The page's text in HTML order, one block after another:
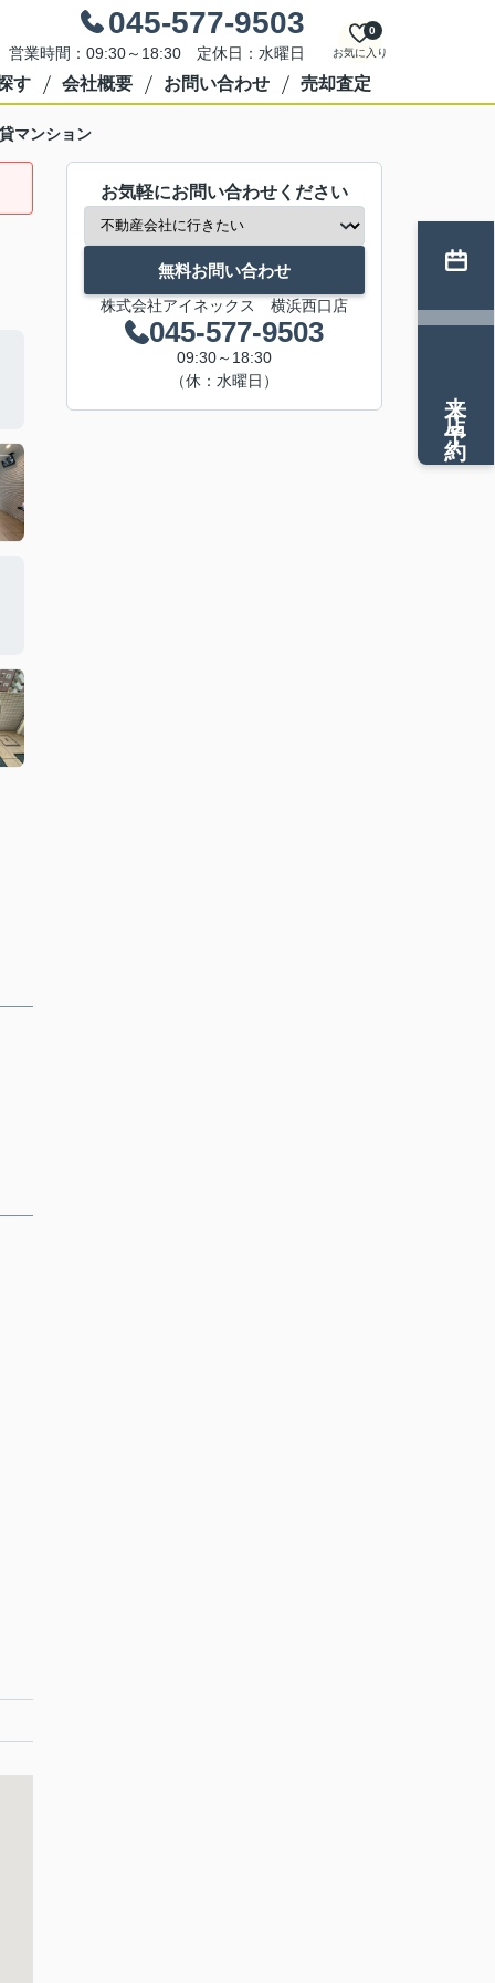
045-577-9503
営業時間：09:30～18:30 定休日：水曜日 お気に入り
0
す 会社概要 お問い合わせ 売却査定
マンション
お気軽にお問い合わせください
無料お問い合わせ
株式会社アイネックス 横浜西口店
045-577-9503
09:30～18:30
（休：水曜日）
来店予約